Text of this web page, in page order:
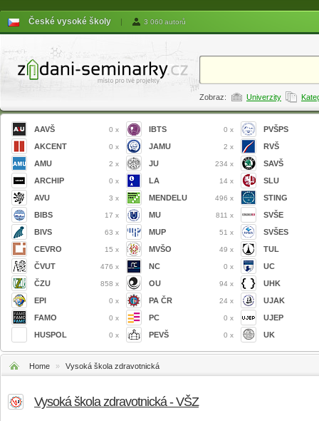
České vysoké školy | 3 060 autorů
Zobraz: Univerzity
AAVŠ 0 x
AKCENT 0 x
AMU 2 x
ARCHIP 0 x
AVU 3 x
BIBS 17 x
BIVS 63 x
CEVRO 15 x
ČVUT 476 x
ČZU 858 x
EPI 0 x
FAMO 0 x
HUSPOL 0 x
IBTS 0 x
JAMU 2 x
JU 234 x
LA 14 x
MENDELU 496 x
MU 811 x
MUP 51 x
MVŠO 49 x
NC 0 x
OU 94 x
PA ČR 24 x
PC 0 x
PEVŠ 0 x
PVŠPS
RVŠ
SAVŠ
SLU
STING
SVŠE
SVŠES
TUL
UC
UHK
UJAK
UJEP
UK
Home » Vysoká škola zdravotnická
Vysoká škola zdravotnická - VŠZ